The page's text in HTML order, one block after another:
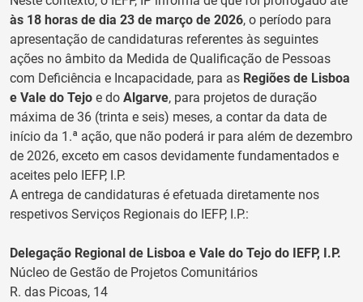
às 18 horas de dia 23 de março de 2026, o período para
apresentação de candidaturas referentes às seguintes
ações no âmbito da Medida de Qualificação de Pessoas
com Deficiência e Incapacidade, para as Regiões de Lisboa
e Vale do Tejo e do Algarve, para projetos de duração
máxima de 36 (trinta e seis) meses, a contar da data de
início da 1.ª ação, que não poderá ir para além de dezembro
de 2026, exceto em casos devidamente fundamentados e
aceites pelo IEFP, I.P.
A entrega de candidaturas é efetuada diretamente nos
respetivos Serviços Regionais do IEFP, I.P.:
Delegação Regional de Lisboa e Vale do Tejo do IEFP, I.P.
Núcleo de Gestão de Projetos Comunitários
R. das Picoas, 14